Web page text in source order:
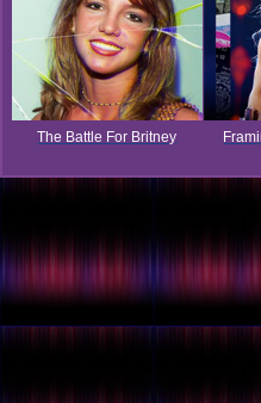
The Battle For Britney